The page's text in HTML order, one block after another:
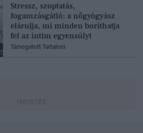
Stressz, szoptatás,
fogamzásgátló: a nőgyógyász
elárulja, mi minden boríthatja
fel az intim egyensúlyt
Támogatott Tartalom